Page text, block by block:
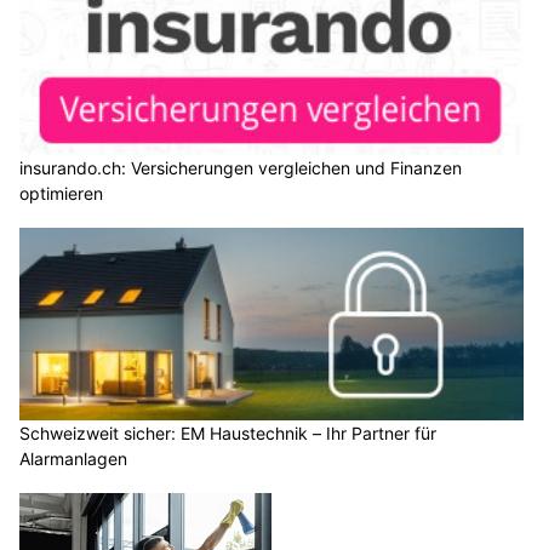
insurando.ch: Versicherungen vergleichen und Finanzen
optimieren
Schweizweit sicher: EM Haustechnik – Ihr Partner für
Alarmanlagen